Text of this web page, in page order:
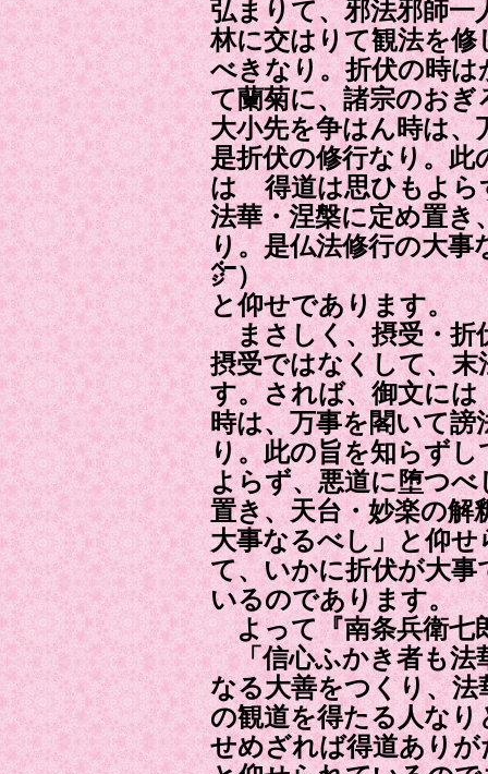
弘まりて、邪法邪師
林に交はりて観法を修
べきなり。折伏の時
て蘭菊に、諸宗のお
大小先を争はん時は、
是折伏の修行なり。此
はゞ得道は思ひもよ
法華・涅槃に定め置き
り。是仏法修行の大
㌻）
と仰せであります。
まさしく、摂受・折
摂受ではなくして、
す。されば、御文には
時は、万事を閣いて謗
り。此の旨を知らず
よらず、悪道に堕つべ
置き、天台・妙楽の解
大事なるべし」と仰
て、いかに折伏が大
いるのであります。
よって『南条兵衛七
「信心ふかき者も法
なる大善をつくり、法
の観道を得たる人な
せめざれば得道あり